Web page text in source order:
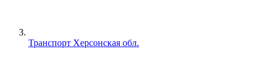
Транспорт Херсонская обл.